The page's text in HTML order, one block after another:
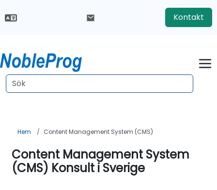
Kontakt
Hem Content Management System (CMS)
Content Management System
(CMS) Konsult i Sverige